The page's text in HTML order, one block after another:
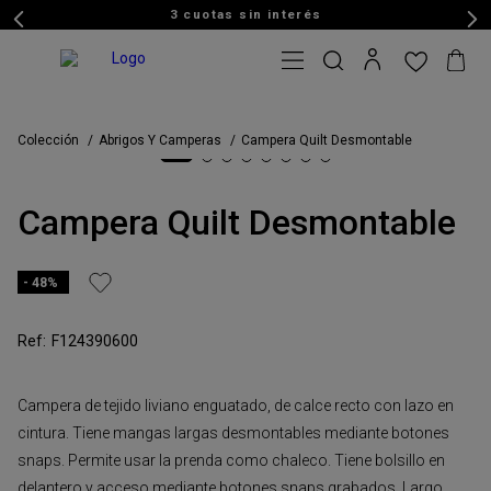
3 cuotas sin interés
Colección Abrigos Y Camperas Campera Quilt Desmontable
Campera Quilt Desmontable
48%
F124390600
Campera de tejido liviano enguatado, de calce recto con lazo en
cintura. Tiene mangas largas desmontables mediante botones
snaps. Permite usar la prenda como chaleco. Tiene bolsillo en